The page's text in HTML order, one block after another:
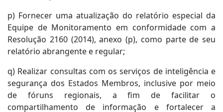
p) Fornecer uma atualização do relatório especial da
Equipe de Monitoramento em conformidade com a
Resolução 2160 (2014), anexo (p), como parte de seu
relatório abrangente e regular;
q) Realizar consultas com os serviços de inteligência e
segurança dos Estados Membros, inclusive por meio
de fóruns regionais, a fim de facilitar o
compartilhamento de informação e fortalecer a